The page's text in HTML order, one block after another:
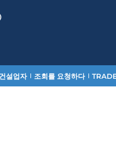
설업자 조회를 요청하다